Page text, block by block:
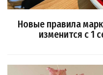
Новые правила
изменится с 1